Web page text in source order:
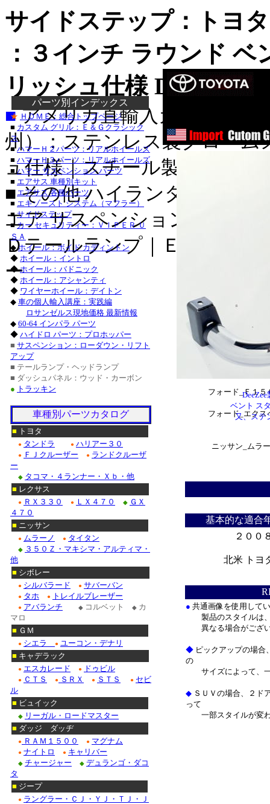
ベント ス
又、ステ
基本的な適合
２００
北米 トヨ
● 共通画像を使用して
製品のスタイルは、
異なる場合がござ
◆ ピックアップの場合
の
サイズによって、一
◆ ＳＵＶの場合、２ド
って
一部スタイルが変
シボレー_Ｃ/K１
・シボレー_アバ
ＧＭ_ユ
フォード_Ｆ１
フォード_エク
ニッサン_ムラ
アルミ製
パーツ別インデックス
★ ＨＯＭＥ：総合トップページ
■ カスタム グリル：Ｅ＆Ｇクラシック
ス
■ハマーＨ２パーツ：リアルホイールズ
■ ハマーＨ３パーツ：リアルホイールズ
■ハマー サスペンション パーツ
■ エアサス 車種別キット
■ エアサス 各種パーツ
■ エキゾースト システム（マフラー）
■サイドステップ
■カー セキュリティー：ＶＩＰＥＲ Ｕ
ＳＡ
◆ホイール：ボイド カディントン
◆ ホイール：イントロ
◆ホイール：バドニック
◆ ホイール：アシャンティ
◆ ワイヤーホイール：デイトン
◆ 車の個人輸入講座：実践編
ロサンゼルス現地価格 最新情報
◆ 60-64 インパラ パーツ
◆ ハイドロ パーツ：プロホッパー
■ サスペンション：ローダウン・リフト
アップ
■ テールランプ・ヘッドランプ
■ ダッシュパネル：ウッド・カーボン
● トラッキン
車種別パーツカタログ
■ トヨタ
● タンドラ ● ハリアー３０
● ＦＪクルーザー ● ランドクルーザ
ー
◆ タコマ・４ランナー・Ｘｂ・他
■ レクサス
● ＲＸ３３０ ● ＬＸ４７０ ◆ ＧＸ
４７０
■ ニッサン
● ムラーノ ● タイタン
◆ ３５０Ｚ・マキシマ・アルティマ・
他
■ シボレー
● シルバラード ● サバーバン
● タホ ● トレイルブレーザー
● アバランチ ◆ コルベット ◆ カ
マロ
■ ＧＭ
● シエラ ● ユーコン・デナリ
■ キャデラック
● エスカレード ● ドゥビル
● ＣＴＳ ● ＳＲＸ ● ＳＴＳ ● セビ
ル
■ ビュイック
◆ リーガル・ロードマスター
■ ダッジ ダッヂ
● ＲＡＭ１５００ ● マグナム
● ナイトロ ● キャリバー
◆ チャージャー ◆ デュランゴ・ダコ
タ
■ ジープ
● ラングラー・ＣＪ・ＹＪ・ＴＪ・Ｊ
サイドステップ：
トヨ
：３インチ ラウンド
リッシュ仕様 DeeZee製
■アメリカ直輸入カスタムパ
州）：ステンレス製クロー
ュ仕様｜スチール製ブラック
■ その他 ハイランダー パー
エア サスペンション｜クロ
Ｄテールランプ｜Ｅ＆Ｇグ
ー